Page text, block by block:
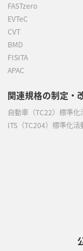
FASTzero
EVTeC
CVT
BMD
FISITA
APAC
関連規格の制定・
自動車（TC22）標準化
ITS（TC204）標準化活